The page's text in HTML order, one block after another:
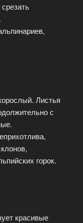
Листья
с
горок.
красивые